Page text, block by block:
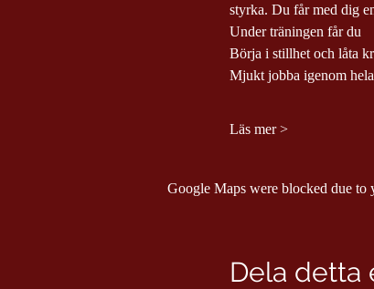
styrka. Du får med dig
Under träningen får du
Börja i stillhet och låta
Mjukt jobba igenom
Läs mer >
Google Maps were blocked due to
Dela detta